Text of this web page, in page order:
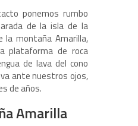
ponemos rumbo
de la isla de la
la montaña Amarilla,
plataforma de roca
de lava del cono
ante nuestros ojos,
de años.
Amarilla